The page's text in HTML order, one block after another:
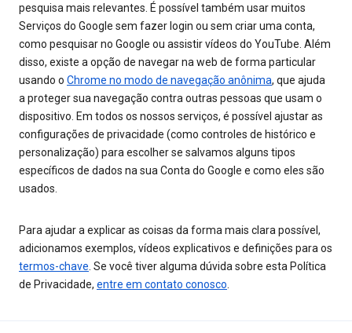
pesquisa mais relevantes. É possível também usar muitos
Serviços do Google sem fazer login ou sem criar uma conta,
como pesquisar no Google ou assistir vídeos do YouTube. Além
disso, existe a opção de navegar na web de forma particular
usando o Chrome no modo de navegação anônima, que ajuda
a proteger sua navegação contra outras pessoas que usam o
dispositivo. Em todos os nossos serviços, é possível ajustar as
configurações de privacidade (como controles de histórico e
personalização) para escolher se salvamos alguns tipos
específicos de dados na sua Conta do Google e como eles são
usados.
Para ajudar a explicar as coisas da forma mais clara possível,
adicionamos exemplos, vídeos explicativos e definições para os
termos-chave . Se você tiver alguma dúvida sobre esta Política
de Privacidade, entre em contato conosco